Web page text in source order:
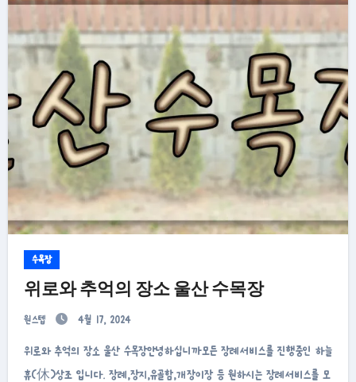
수목장
위로와 추억의 장소 울산 수목장
원스텝 4월 17, 2024
위로와 추억의 장소 울산 수목장안녕하십니까모든 장례서비스를 진행중인 하늘
휴(休)상조 입니다. 장례,장지,유골함,개장이장 등 원하시는 장례서비스를 모